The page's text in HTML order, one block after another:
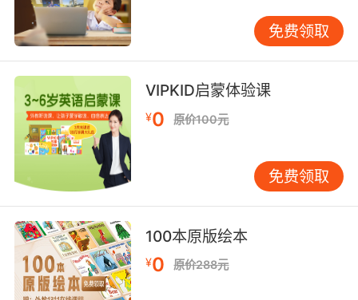
Heumann indigo synthesis 霍伊曼靛合成法;
Indigo n. 靛蓝，靛蓝染料;靛蓝色;[植]槐蓝属植
物; adj. 靛蓝色的;
Food Indigo [化] 食用靛蓝;
indigo pure [医]纯靛蓝;
Soluble Indigo [医]靛胭脂，靛蓝二磺酸钠[诊断
用药];
Lactarius indigo [医]靛兰乳菇;
natural indigo 天然靛青;
Indigo Red 靛玉红;
Creeping indigo [医]穗状木蓝;
Indigo Naturalis 青黛;
hairy indigo 毛槐蓝;
indigo auxiliary 靛蓝还原助剂;
免费领取
VIPKID启蒙体验课
¥0 原价100元
免费领取
100本原版绘本
¥0 原价288元